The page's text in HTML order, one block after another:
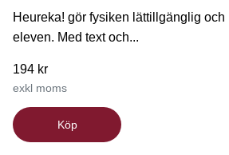
Heureka! gör fysiken lättillgänglig och
eleven. Med text och...
194 kr
exkl moms
Köp